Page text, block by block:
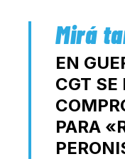
EN
CGT SE
PARA